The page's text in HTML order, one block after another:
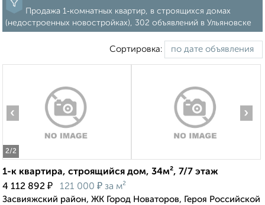
Продажа 1‑комнатных квартир, в строящихся домах
(недостроенных новостройках), 302 объявлений в Ульяновске
Сортировка:
2/2
‹ ›
1-к квартира, строящийся дом, 34м², 7/7 этаж
4 112 892 ₽ 121 000 ₽ за м²
Засвияжский район, ЖК Город Новаторов, Героя Российской